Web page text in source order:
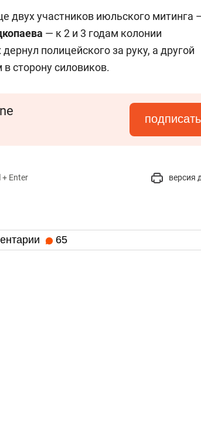
двух участников июльского митинга
— к 2 и 3 годам колонии
полицейского за руку, а другой
сторону силовиков.
Enter версия
65